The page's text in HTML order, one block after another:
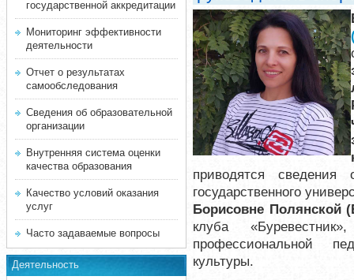
государственной аккредитации
Мониторинг эффективности
деятельности
Отчет о результатах
самообследования
Сведения об образовательной
организации
Внутренняя система оценки
качества образования
Качество условий оказания
услуг
Часто задаваемые вопросы
Деятельность
приводятся сведения
государственного
Борисовне Полянской
клуба «Буревестник»,
профессиональной
культуры.